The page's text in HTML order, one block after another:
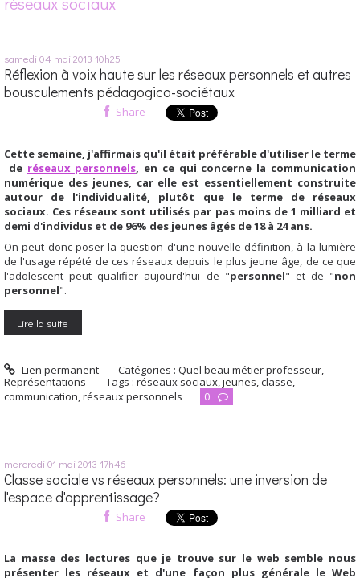
samedi 04 mai 2013 10h25
Réflexion à voix haute sur les réseaux personnels et autres
bousculements pédagogico-sociétaux
Share
Cette semaine, j'affirmais qu'il était préférable d'utiliser le terme
de réseaux personnels , en ce qui concerne la communication
numérique des jeunes, car elle est essentiellement construite
autour de l'individualité, plutôt que le terme de réseaux
sociaux. Ces réseaux sont utilisés par pas moins de 1 milliard et
demi d'individus et de 96% des jeunes âgés de 18 à 24 ans.
On peut donc poser la question d'une nouvelle définition, à la lumière
de l'usage répété de ces réseaux depuis le plus jeune âge, de ce que
l'adolescent peut qualifier aujourd'hui de "personnel" et de "non
personnel".
Lire la suite
Lien permanent Catégories :Quel beau métier professeur,
Représentations
Tags : réseaux sociaux,jeunes,classe,
communication,réseaux personnels 0
mercredi 01 mai 2013 17h46
Classe sociale vs réseaux personnels: une inversion de
l'espace d'apprentissage?
Share
La masse des lectures que je trouve sur le web semble nous
présenter les réseaux et d'une façon plus générale le Web